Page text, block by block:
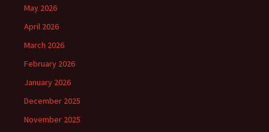
May 2026
April 2026
March 2026
February 2026
January 2026
December 2025
November 2025